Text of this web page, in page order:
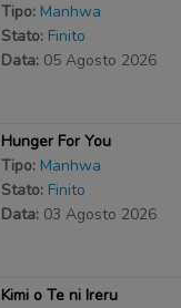
Tipo: Manhwa
Stato: Finito
Data: 05 Agosto 2026
Hunger For You
Tipo: Manhwa
Stato: Finito
Data: 03 Agosto 2026
Kimi o Te ni Ireru